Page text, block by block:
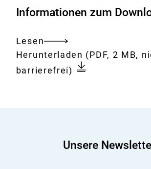
Informationen zum
Lesen
Gesamtes
Dokument
Download:
Herunterladen Med-
Vet-
4
(PDF, 2 MB,
barrierefrei)
Unsere